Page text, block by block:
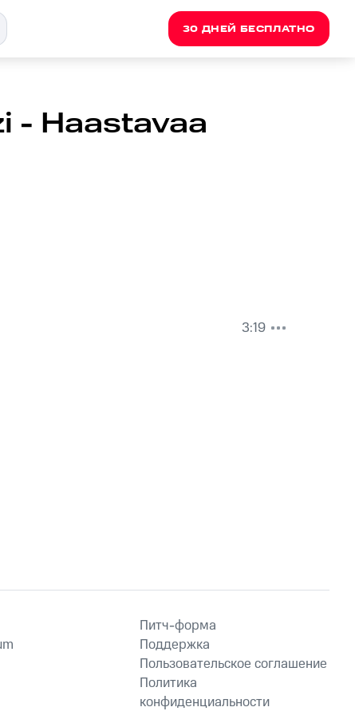
30 ДНЕЙ БЕСПЛАТНО
- Haastavaa
3:19
Питч-форма
Поддержка
Пользовательское соглашение
Политика
конфиденциальности